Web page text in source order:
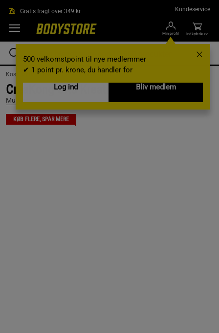
Gratis fragt over 349 kr Kundeservice
Min profil
500 velkomstpoint til nye medlemmer
✔ 1 point pr. krone, du handler for
Log ind
Bliv medlem
Indkøbskurv
Kosttilskud / Kreatin / Kreatinblandning
CreaKong CX8 Kreatin 249 g
Mutant
KØB FLERE, SPAR MERE